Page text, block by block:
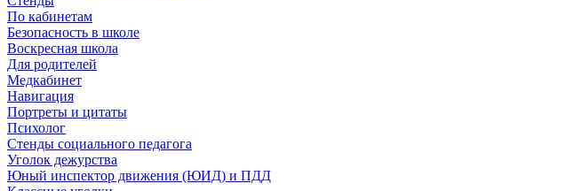
По кабинетам
Безопасность в школе
Воскресная школа
Для родителей
Медкабинет
Навигация
Портреты и цитаты
Психолог
Стенды социального педагога
Уголок дежурства
Юный инспектор движения (ЮИД) и ПДД